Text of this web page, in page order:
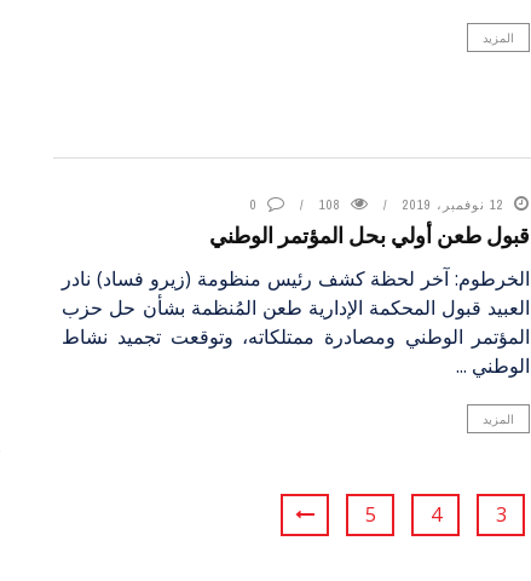
المزيد
12 نوفمبر، 2019 108
0
قبول طعن أولي بحل المؤتمر الوطني
الخرطوم: آخر لحظة كشف رئيس منظومة (زيرو فساد) نادر
العبيد قبول المحكمة الإدارية طعن المُنظمة بشأن حل حزب
المؤتمر الوطني ومصادرة ممتلكاته، وتوقعت تجميد نشاط
الوطني ...
المزيد
3
4
5